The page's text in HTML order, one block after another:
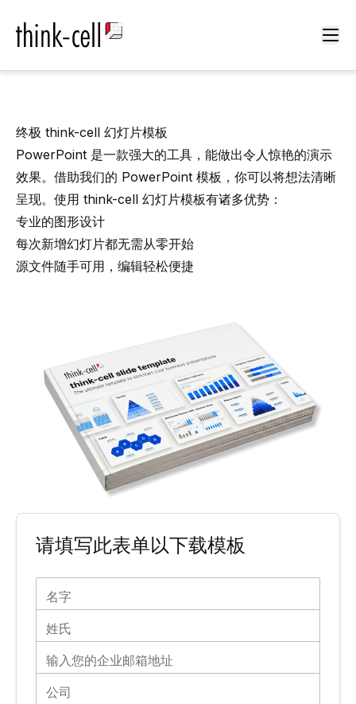
终极 think-cell 幻灯片模板
PowerPoint 是一款强大的工具，能做出令人惊艳的演示
效果。借助我们的 PowerPoint 模板，你可以将想法清晰
呈现。使用 think-cell 幻灯片模板有诸多优势：
专业的图形设计
每次新增幻灯片都无需从零开始
源文件随手可用，编辑轻松便捷
请填写此表单以下载模板